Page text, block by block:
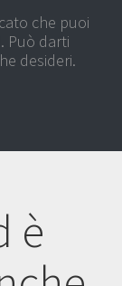
che puoi
Può darti
desideri.
è